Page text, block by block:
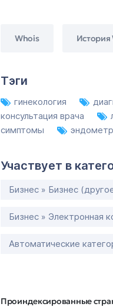
Whois История
Тэги
гинекология
консультация врача
симптомы
Участвует в
Бизнес » Бизнес
Бизнес » Электронная
Автоматические
Проиндексированные